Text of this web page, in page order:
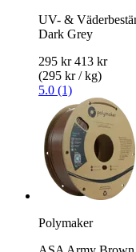
UV- &
Dark Grey
295 kr 413 kr
(295 kr / kg)
5.0 (1)
Polymaker